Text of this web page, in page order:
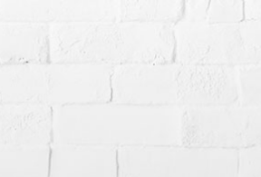
فدراسیون پزشکی سامانه